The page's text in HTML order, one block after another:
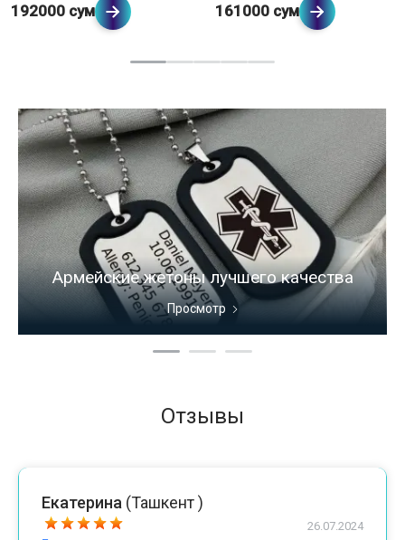
192000 сум 161000 сум
Армейские жетоны лучшего качества
Просмотр
Отзывы
Екатерина (Ташкент )
26.07.2024